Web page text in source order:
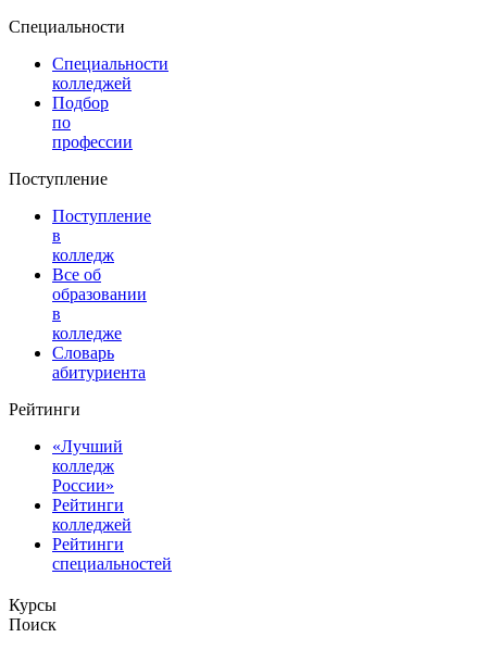
Специальности
Специальности
колледжей
Подбор
по
профессии
Поступление
Поступление
в
колледж
Все об
образовании
в
колледже
Словарь
абитуриента
Рейтинги
«Лучший
колледж
России»
Рейтинги
колледжей
Рейтинги
специальностей
Курсы
Поиск